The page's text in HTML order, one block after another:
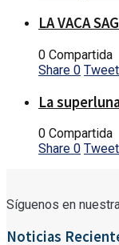
LA VACA
0 Compartida
Share 0 Tweet
La
0 Compartida
Share 0 Tweet
Síguenos en
Noticias